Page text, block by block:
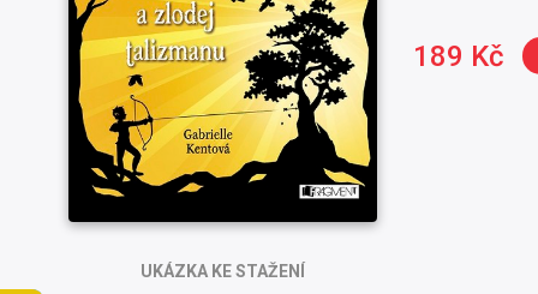
UKÁZKAKE STAŽENÍ
189 Kč